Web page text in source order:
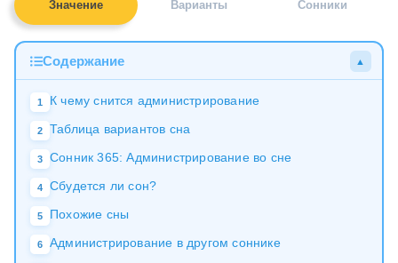
Значение Варианты Сонники
Содержание ▲
1 К чему снится администрирование
2 Таблица вариантов сна
3 Сонник 365: Администрирование во сне
4 Сбудется ли сон?
5 Похожие сны
6 Администрирование в другом соннике